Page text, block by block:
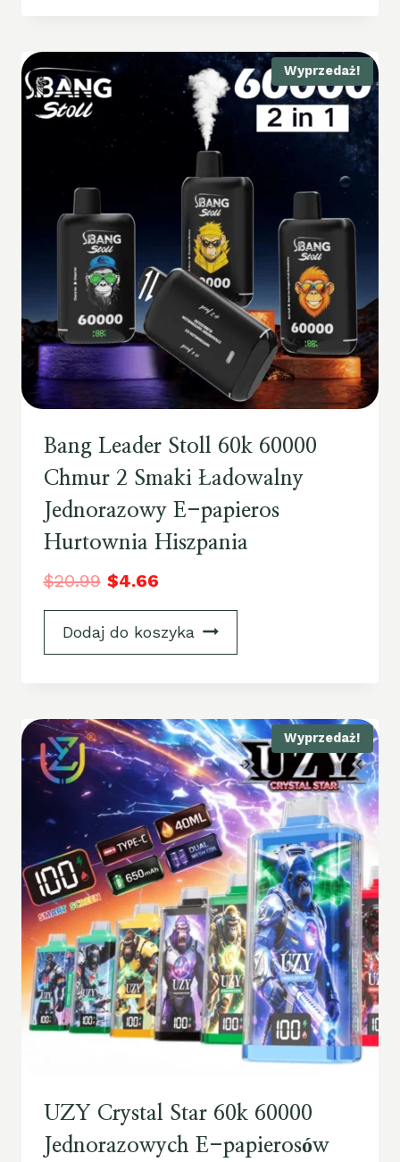
Wyprzedaż!
Bang Leader Stoll 60k 60000
Chmur 2 Smaki Ładowalny
Jednorazowy E-papieros
Hurtownia Hiszpania
$20.99 $4.66
Dodaj do koszyka
Wyprzedaż!
UZY Crystal Star 60k 60000
Jednorazowych E-papierosów